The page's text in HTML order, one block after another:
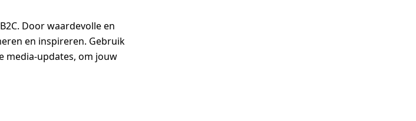
Door waardevolle en
en inspireren. Gebruik
media-updates, om jouw